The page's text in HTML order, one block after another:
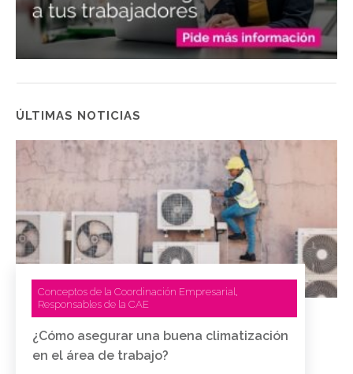
ÚLTIMAS NOTICIAS
Conceptos de la Coordinación Empresarial,
Responsables de la CAE
¿Cómo asegurar una buena climatización
en el área de trabajo?